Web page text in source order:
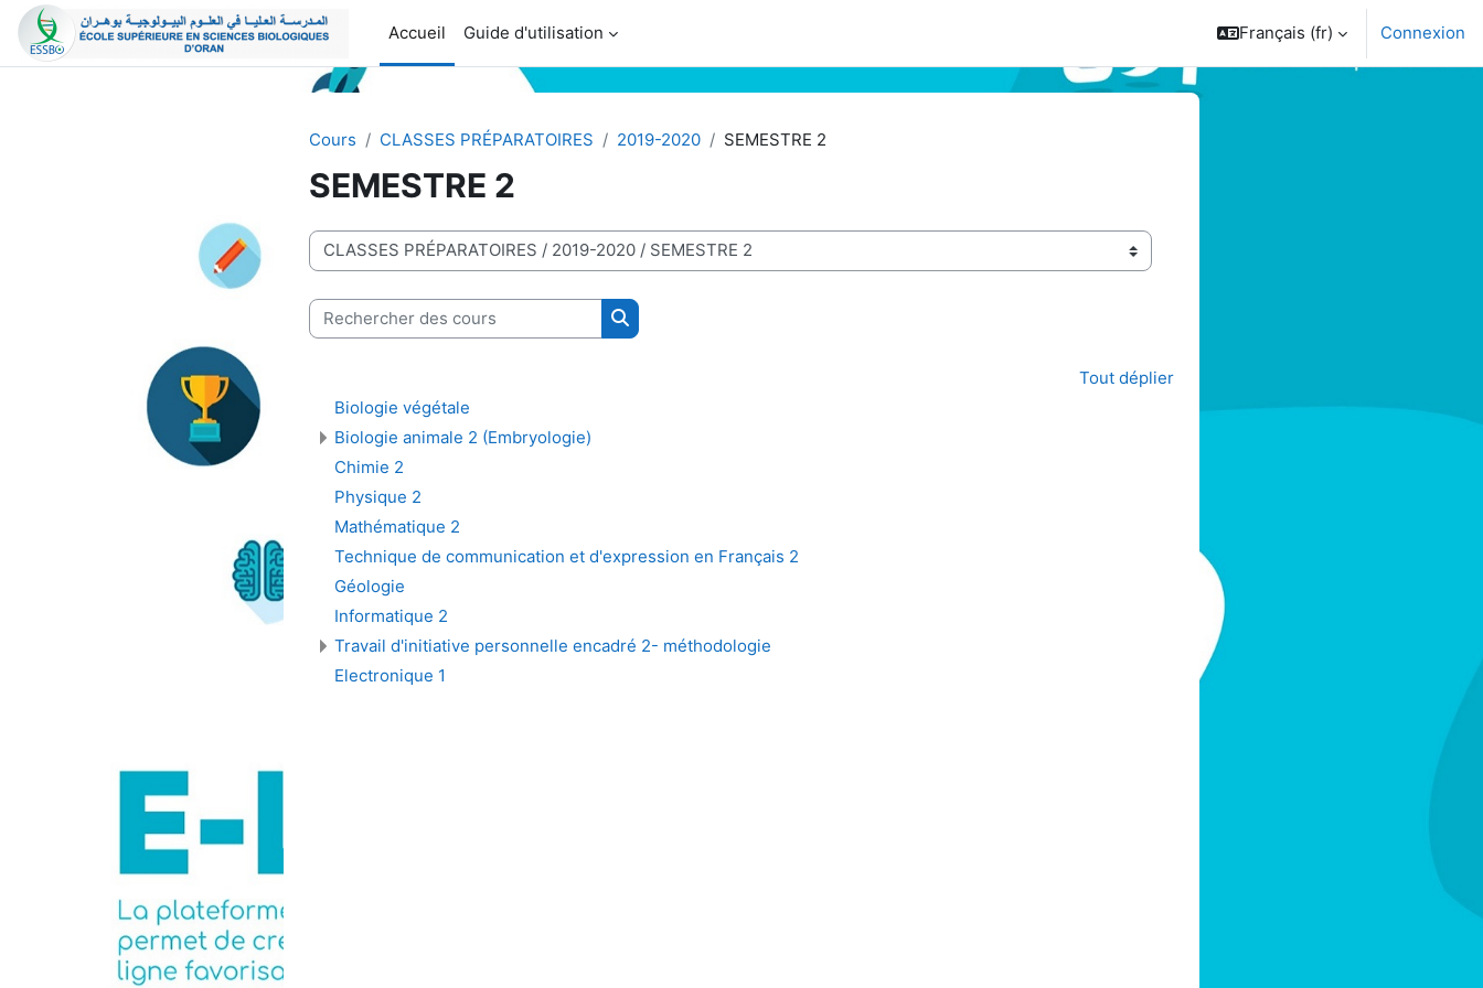
Passer au contenu principal
Accueil
Guide d'utilisation Français ‎(fr)‎ Connexion
Cours CLASSES PRÉPARATOIRES 2019-2020 SEMESTRE 2
SEMESTRE 2
Catégories de cours
Rechercher des cours
Rechercher des cours
Tout déplier
Biologie végétale
Biologie animale 2 (Embryologie)
Chimie 2
Physique 2
Mathématique 2
Technique de communication et d'expression en Français 2
Géologie
Informatique 2
Travail d'initiative personnelle encadré 2- méthodologie
Electronique 1